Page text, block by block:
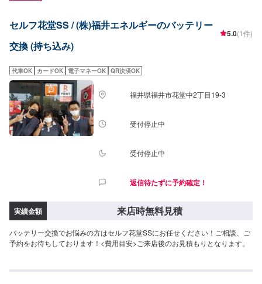
セルフ花堂SS / (株)福井エネルギーのバッテリー
交換 (持ち込み)
5.0(1件)
代車OK カードOK 電子マネーOK QR決済OK
福井県福井市花堂中2丁目19-3
受付停止中
受付停止中
返信待たずに予約確定！
実績金額 来店時無料見積
バッテリー交換でお悩みの方はセルフ花堂SSにお任せください！ご相談、ご
予約をお待ちしております！<費用目安>ご来店後のお見積もりとなります。